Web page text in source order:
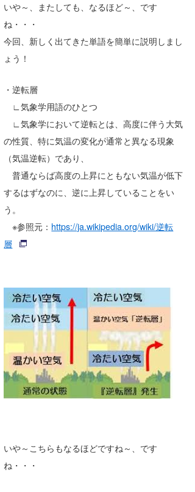
いや～、またしても、なるほど～、です
ね・・・
今回、新しく出てきた単語を簡単に説明しまし
ょう！
・逆転層
∟気象学用語のひとつ
∟気象学において逆転とは、高度に伴う大気
の性質、特に気温の変化が通常と異なる現象
（気温逆転）であり、
普通ならば高度の上昇にともない気温が低下
するはずなのに、逆に上昇していることをい
う。
※参照元： https://ja.wikipedia.org/wiki/逆転
層
いや～こちらもなるほどですね～、です
ね・・・
banpaku
Mr.K
Romisea